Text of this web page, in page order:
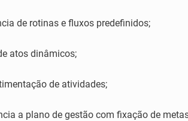
de rotinas e fluxos predefinidos;
atos dinâmicos;
de atividades;
a plano de gestão com fixação de